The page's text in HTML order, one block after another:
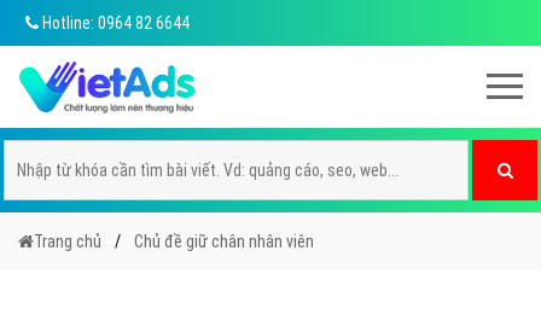
Hotline: 0964 82 6644
Trang chủ Chủ đề giữ chân nhân viên